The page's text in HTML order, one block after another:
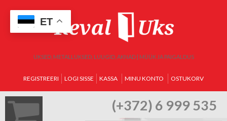
UKSED, METALLUKSED, LUUGID, AKNAD | MÜÜK JA PAIGALDUS
REGISTREERI LOGI SISSE KASSA MINU KONTO OSTUKORV
(+372) 6 999 535
ET